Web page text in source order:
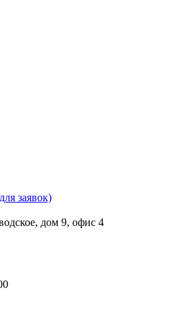
заявок)
дом 9, офис 4